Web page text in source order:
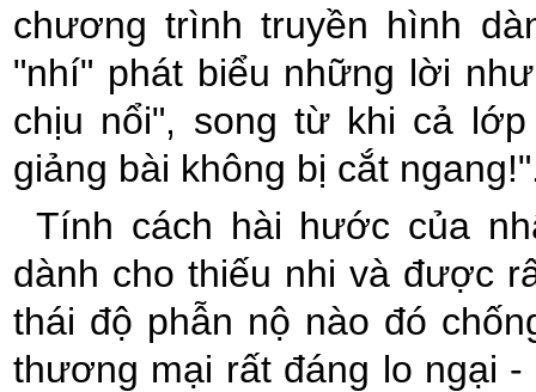
chương trình truyền hình
"nhí" phát biểu những lời
chịu nổi", song từ khi cả
giảng bài không bị cắt
Tính cách hài hước của
dành cho thiếu nhi và được
thái độ phẫn nộ nào đó
thương mại rất đáng lo ngại